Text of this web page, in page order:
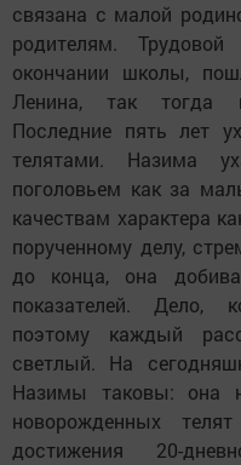
связана с малой
родителям.
окончании школы,
Ленина, так тогда
Последние пять лет
телятами. Назима
поголовьем как за
качествам характера
порученному делу,
до конца, она
показателей. Дело,
поэтому каждый
светлый. На
Назимы таковы: она
новорожденных
достижения 20-